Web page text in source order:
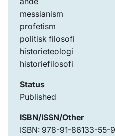
messianism
profetism
politisk filosofi
historieteologi
historiefilosofi
Status
Published
ISBN/ISSN/Other
ISBN: 978-91-86133-55-9